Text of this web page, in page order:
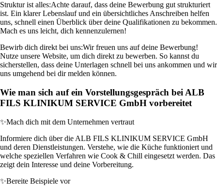
Struktur ist alles:Achte darauf, dass deine Bewerbung gut strukturiert
ist. Ein klarer Lebenslauf und ein übersichtliches Anschreiben helfen
uns, schnell einen Überblick über deine Qualifikationen zu bekommen.
Mach es uns leicht, dich kennenzulernen!
Bewirb dich direkt bei uns:Wir freuen uns auf deine Bewerbung!
Nutze unsere Website, um dich direkt zu bewerben. So kannst du
sicherstellen, dass deine Unterlagen schnell bei uns ankommen und wir
uns umgehend bei dir melden können.
Wie man sich auf ein Vorstellungsgespräch bei ALB
FILS KLINIKUM SERVICE GmbH vorbereitet
✨Mach dich mit dem Unternehmen vertraut
Informiere dich über die ALB FILS KLINIKUM SERVICE GmbH
und deren Dienstleistungen. Verstehe, wie die Küche funktioniert und
welche speziellen Verfahren wie Cook & Chill eingesetzt werden. Das
zeigt dein Interesse und deine Vorbereitung.
✨Bereite Beispiele vor